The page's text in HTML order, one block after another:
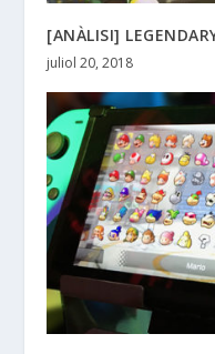
[ANÀLISI]
juliol 20, 2018